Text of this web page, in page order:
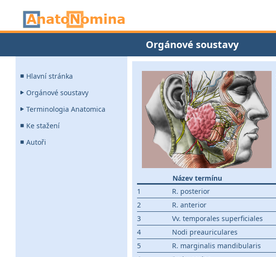
Orgánové soustavy
Hlavní stránka
Orgánové soustavy
Terminologia Anatomica
Ke stažení
Autoři
Název termínu
1
R. posterior
2
R. anterior
3
Vv. temporales superficiales
4
Nodi preauriculares
5
R. marginalis mandibularis